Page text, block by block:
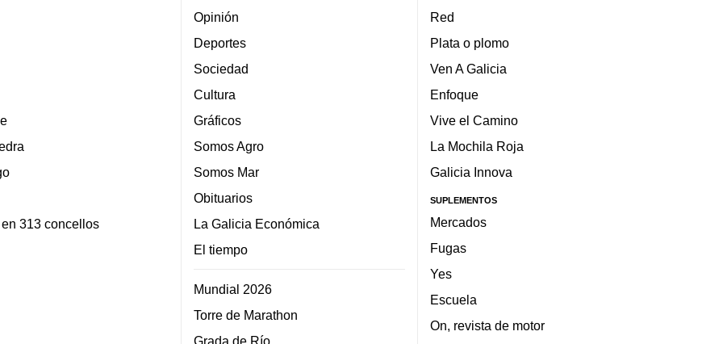
313 concellos
Opinión
Deportes
Sociedad
Cultura
Gráficos
Somos Agro
Somos Mar
Obituarios
La Galicia Económica
El tiempo
Mundial 2026
Torre de Marathon
Grada de Río
Red
Plata o plomo
Ven A Galicia
Enfoque
Vive el Camino
La Mochila Roja
Galicia Innova
SUPLEMENTOS
Mercados
Fugas
Yes
Escuela
On, revista de motor